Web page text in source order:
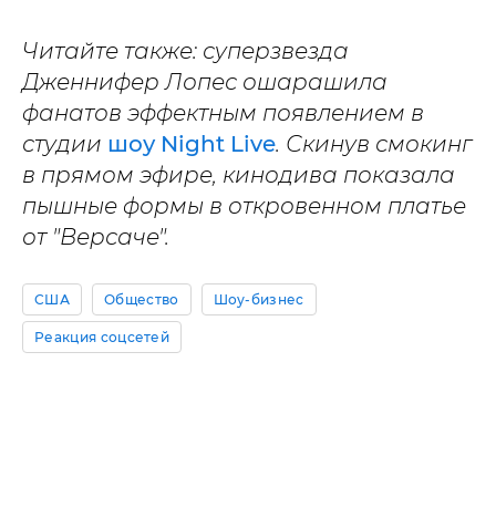
Читайте также: суперзвезда
Дженнифер Лопес ошарашила
фанатов эффектным появлением в
студии шоу Night Live. Скинув смокинг
в прямом эфире, кинодива показала
пышные формы в откровенном платье
от "Версаче".
США Общество Шоу-бизнес
Реакция соцсетей